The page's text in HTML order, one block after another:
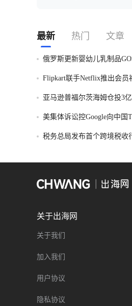
最新 热门 文章
俄罗斯更新婴幼儿乳制品
Flipkart联手Netflix推出会员
亚马逊普福尔茨海姆仓投3
美集体诉讼控Google向中国
税务总局发布首个跨境税收
关于出海网
关于我们
加入我们
用户协议
隐私协议